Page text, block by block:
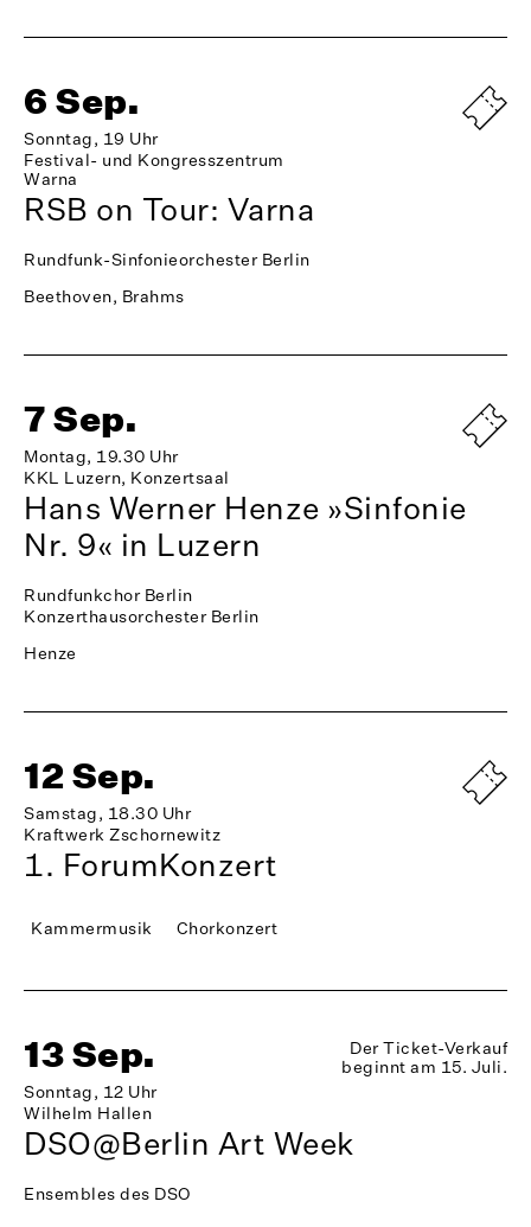
6 Sep.
Sonntag, 19 Uhr
Festival- und Kongresszentrum
Warna
RSB on Tour: Varna
Rundfunk-Sinfonieorchester Berlin
Beethoven, Brahms
7 Sep.
Montag, 19.30 Uhr
KKL Luzern, Konzertsaal
Hans Werner Henze »Sinfonie
Nr. 9« in Luzern
Rundfunkchor Berlin
Konzerthausorchester Berlin
Henze
12 Sep.
Samstag, 18.30 Uhr
Kraftwerk Zschornewitz
1. ForumKonzert
Kammermusik Chorkonzert
13 Sep.
Sonntag, 12 Uhr
Wilhelm Hallen
Der Ticket-Verkauf
beginnt am 15. Juli.
DSO@Berlin Art Week
Ensembles des DSO